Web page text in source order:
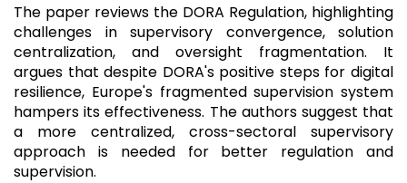
The paper reviews the DORA Regulation, highlighting
challenges in supervisory convergence, solution
centralization, and oversight fragmentation. It
argues that despite DORA's positive steps for digital
resilience, Europe's fragmented supervision system
hampers its effectiveness. The authors suggest that
a more centralized, cross-sectoral supervisory
approach is needed for better regulation and
supervision.